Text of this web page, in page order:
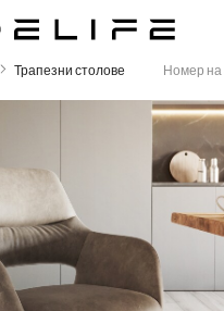
съдържание
Трапезни столове Номер на
с изображения